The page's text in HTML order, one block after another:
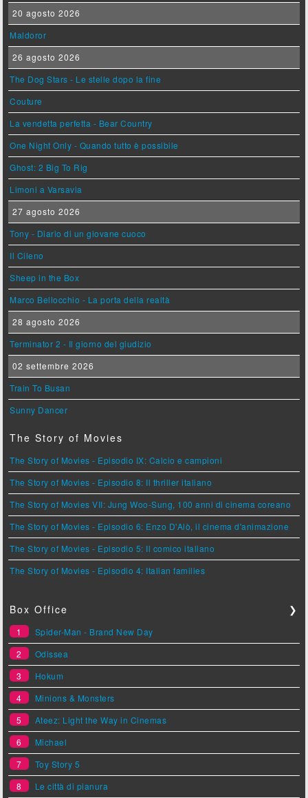
20 agosto 2026
Maldoror
26 agosto 2026
The Dog Stars - Le stelle dopo la fine
Couture
La vendetta perfetta - Bear Country
One Night Only - Quando tutto è possibile
Ghost: 2 Big To Rig
Limoni a Varsavia
27 agosto 2026
Tony - Diario di un giovane cuoco
Il Cileno
Sheep in the Box
Marco Bellocchio - La porta della realtà
28 agosto 2026
Terminator 2 - Il giorno del giudizio
02 settembre 2026
Train To Busan
Sunny Dancer
The Story of Movies
The Story of Movies - Episodio IX: Calcio e campioni
The Story of Movies - Episodio 8: Il thriller italiano
The Story of Movies VII: Jung Woo-Sung, 100 anni di cinema coreano
The Story of Movies - Episodio 6: Enzo D'Alò, il cinema d'animazione
The Story of Movies - Episodio 5: Il comico italiano
The Story of Movies - Episodio 4: Italian families
Box Office ❯
1
Spider-Man - Brand New Day
2
Odissea
3
Hokum
4
Minions & Monsters
5
Ateez: Light the Way in Cinemas
6
Michael
7
Toy Story 5
8
Le città di pianura